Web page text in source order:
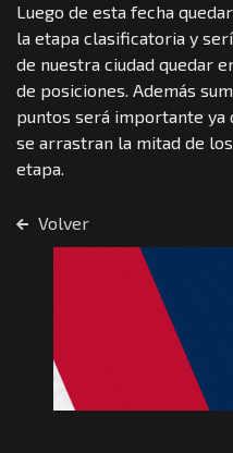
Luego de esta fecha
la etapa clasificatoria y
de nuestra ciudad quedar
de posiciones. Además
puntos será importante ya
se arrastran la mitad de
etapa.
Volver